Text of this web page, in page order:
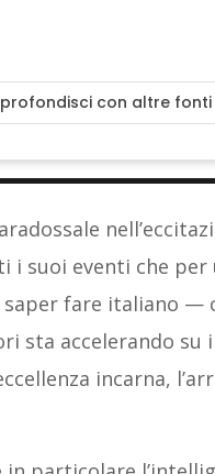
con altre fonti
i suoi eventi che per
saper fare italiano
sta accelerando su
incarna,